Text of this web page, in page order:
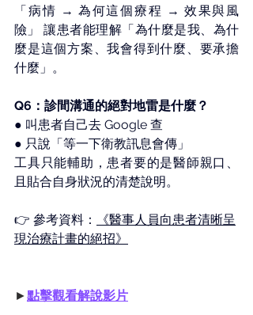
「病情 → 為何這個療程 → 效果與風
險」 讓患者能理解「為什麼是我、為什
麼是這個方案、我會得到什麼、要承擔
什麼」。
Q6：診間溝通的絕對地雷是什麼？
● 叫患者自己去 Google 查
● 只說「等一下衛教訊息會傳」
工具只能輔助，患者要的是醫師親口、
且貼合自身狀況的清楚說明。
👉 參考資料：
《醫事人員向患者清晰呈
現治療計畫的絕招》
►點擊觀看解說影片